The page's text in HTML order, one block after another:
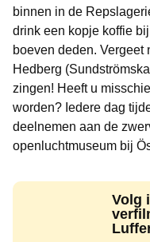
binnen in de
drink een kopje koffie
boeven deden. Vergeet
Hedberg
zingen! Heeft u
worden? Iedere dag
deelnemen aan de
openluchtmuseum bij
Volg